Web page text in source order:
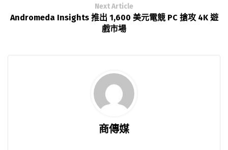
Next Article
Andromeda Insights 推出 1,600 美元電競 PC 搶攻 4K 遊
戲市場
商傳媒